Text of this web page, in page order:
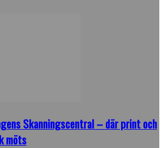
Skanningscentral – där print och
möts